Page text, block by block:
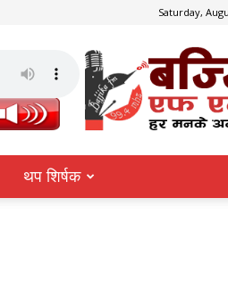
Saturday,
थप शिर्षक